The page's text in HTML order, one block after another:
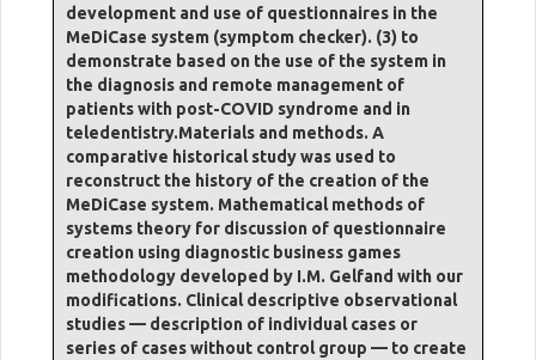
development and use of questionnaires in the
MeDiCase system (symptom checker). (3) to
demonstrate based on the use of the system in
the diagnosis and remote management of
patients with post-COVID syndrome and in
teledentistry.Materials and methods. A
comparative historical study was used to
reconstruct the history of the creation of the
MeDiCase system. Mathematical methods of
systems theory for discussion of questionnaire
creation using diagnostic business games
methodology developed by I.M. Gelfand with our
modifications. Clinical descriptive observational
studies — description of individual cases or
series of cases without control group — to create